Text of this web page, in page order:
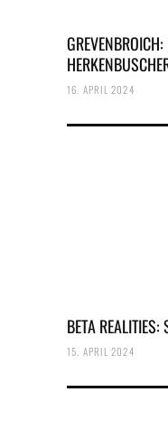
16. APRIL 2024
BETA REALITIES:
15. APRIL 2024